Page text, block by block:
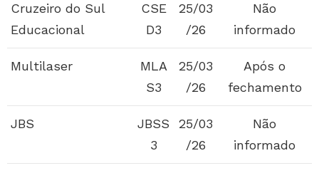
Cruzeiro do Sul
Educacional
CSE
D3
25/03
/26
Não
informado
Multilaser
MLA
S3
25/03
/26
Após o
fechamento
JBS
JBSS
3
25/03
/26
Não
informado